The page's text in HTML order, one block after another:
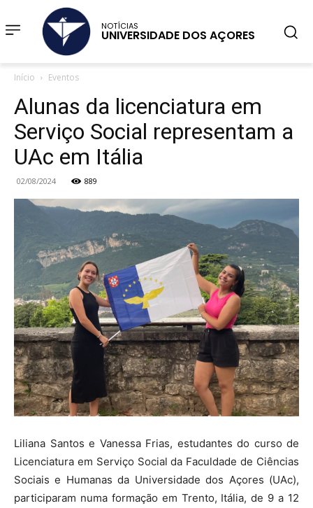
NOTÍCIAS
UNIVERSIDADE DOS AÇORES
Início Eventos
Alunas da licenciatura em
Serviço Social representam a
UAc em Itália
02/08/2024 889
Liliana Santos e Vanessa Frias, estudantes do curso de
Licenciatura em Serviço Social da Faculdade de Ciências
Sociais e Humanas da Universidade dos Açores (UAc),
participaram numa formação em Trento, Itália, de 9 a 12